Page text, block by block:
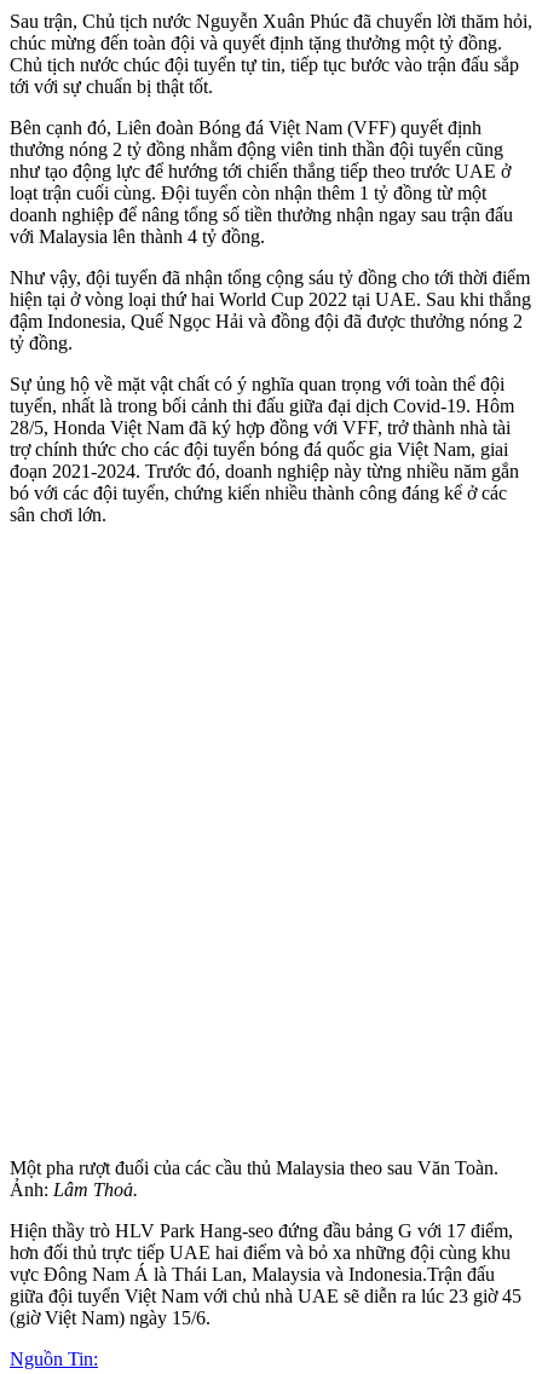
Sau trận, Chủ tịch nước Nguyễn Xuân Phúc đã chuyển lời thăm hỏi,
chúc mừng đến toàn đội và quyết định tặng thưởng một tỷ đồng.
Chủ tịch nước chúc đội tuyển tự tin, tiếp tục bước vào trận đấu sắp
tới với sự chuẩn bị thật tốt.
Bên cạnh đó, Liên đoàn Bóng đá Việt Nam (VFF) quyết định
thưởng nóng 2 tỷ đồng nhằm động viên tinh thần đội tuyển cũng
như tạo động lực để hướng tới chiến thắng tiếp theo trước UAE ở
loạt trận cuối cùng. Đội tuyển còn nhận thêm 1 tỷ đồng từ một
doanh nghiệp để nâng tổng số tiền thưởng nhận ngay sau trận đấu
với Malaysia lên thành 4 tỷ đồng.
Như vậy, đội tuyển đã nhận tổng cộng sáu tỷ đồng cho tới thời điểm
hiện tại ở vòng loại thứ hai World Cup 2022 tại UAE. Sau khi thắng
đậm Indonesia, Quế Ngọc Hải và đồng đội đã được thưởng nóng 2
tỷ đồng.
Sự ủng hộ về mặt vật chất có ý nghĩa quan trọng với toàn thể đội
tuyển, nhất là trong bối cảnh thi đấu giữa đại dịch Covid-19. Hôm
28/5, Honda Việt Nam đã ký hợp đồng với VFF, trở thành nhà tài
trợ chính thức cho các đội tuyển bóng đá quốc gia Việt Nam, giai
đoạn 2021-2024. Trước đó, doanh nghiệp này từng nhiều năm gắn
bó với các đội tuyển, chứng kiến nhiều thành công đáng kể ở các
sân chơi lớn.
Một pha rượt đuổi của các cầu thủ Malaysia theo sau Văn Toàn.
Ảnh: Lâm Thoả.
Hiện thầy trò HLV Park Hang-seo đứng đầu bảng G với 17 điểm,
hơn đối thủ trực tiếp UAE hai điểm và bỏ xa những đội cùng khu
vực Đông Nam Á là Thái Lan, Malaysia và Indonesia.Trận đấu
giữa đội tuyển Việt Nam với chủ nhà UAE sẽ diễn ra lúc 23 giờ 45
(giờ Việt Nam) ngày 15/6.
Nguồn Tin: